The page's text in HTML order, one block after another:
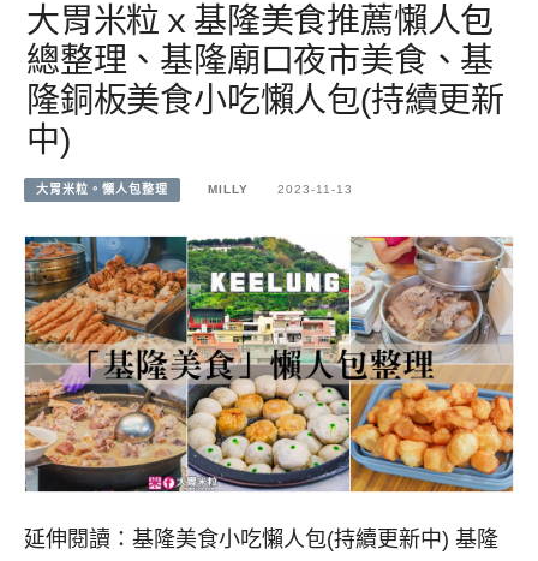
大胃米粒ｘ基隆美食推薦懶人包
總整理、基隆廟口夜市美食、基
隆銅板美食小吃懶人包(持續更新
中)
大胃米粒。懶人包整理 MILLY 2023-11-13
延伸閱讀：基隆美食小吃懶人包(持續更新中) 基隆